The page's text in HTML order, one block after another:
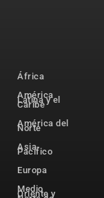
África
América
Latina y el
Caribe
América del
Norte
Asia-
Pacífico
Europa
Medio
Oriente y